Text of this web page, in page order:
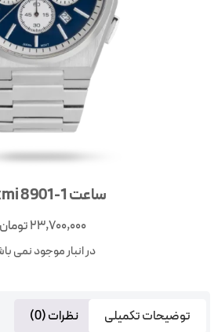
ساعت Laxmi 8901-1
23,700,000تومان
در انبار موجود نمی باشد
توضیحات تکمیلی نظرات (0)